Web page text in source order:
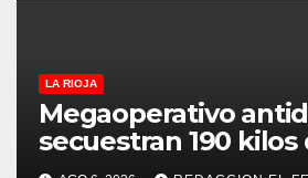
LA RIOJA
Megaoperativo
secuestran 190 kilos
marihuana que